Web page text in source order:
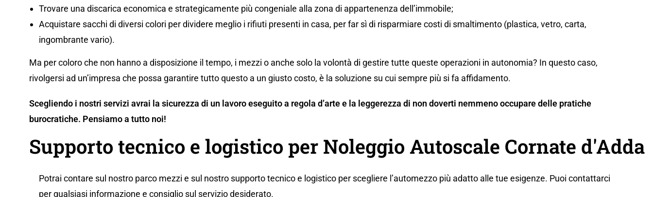
Trovare una discarica economica e strategicamente più congeniale alla zona di appartenenza dell’immobile;
Acquistare sacchi di diversi colori per dividere meglio i rifiuti presenti in casa, per far sì di risparmiare costi di smaltimento (plastica, vetro, carta,
ingombrante vario).
Ma per coloro che non hanno a disposizione il tempo, i mezzi o anche solo la volontà di gestire tutte queste operazioni in autonomia? In questo caso,
rivolgersi ad un’impresa che possa garantire tutto questo a un giusto costo, è la soluzione su cui sempre più si fa affidamento.
Scegliendo i nostri servizi avrai la sicurezza di un lavoro eseguito a regola d’arte e la leggerezza di non doverti nemmeno occupare delle pratiche
burocratiche. Pensiamo a tutto noi!
Supporto tecnico e logistico per Noleggio Autoscale Cornate d'Adda
Potrai contare sul nostro parco mezzi e sul nostro supporto tecnico e logistico per scegliere l’automezzo più adatto alle tue esigenze. Puoi contattarci
per qualsiasi informazione e consiglio sul servizio desiderato.